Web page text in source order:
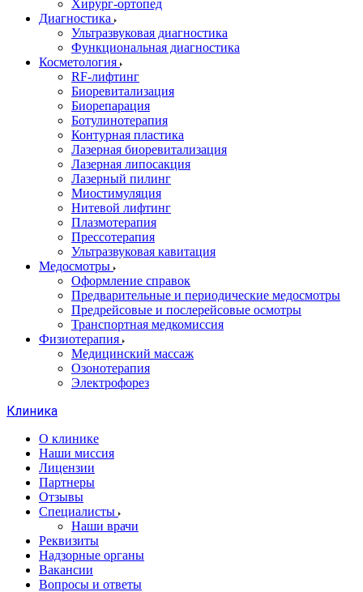
Хирург-ортопед
Диагностика
Ультразвуковая диагностика
Функциональная диагностика
Косметология
RF-лифтинг
Биоревитализация
Биорепарация
Ботулинотерапия
Контурная пластика
Лазерная биоревитализация
Лазерная липосакция
Лазерный пилинг
Миостимуляция
Нитевой лифтинг
Плазмотерапия
Прессотерапия
Ультразвуковая кавитация
Медосмотры
Оформление справок
Предварительные и периодические медосмотры
Предрейсовые и послерейсовые осмотры
Транспортная медкомиссия
Физиотерапия
Медицинский массаж
Озонотерапия
Электрофорез
Клиника
О клинике
Наши миссия
Лицензии
Партнеры
Отзывы
Специалисты
Наши врачи
Реквизиты
Надзорные органы
Вакансии
Вопросы и ответы